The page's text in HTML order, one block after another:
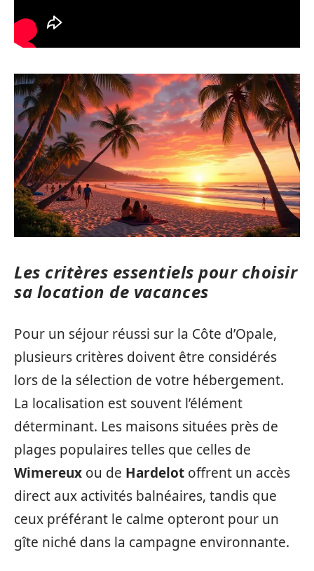
Les critères essentiels pour choisir
sa location de vacances
Pour un séjour réussi sur la Côte d’Opale,
plusieurs critères doivent être considérés
lors de la sélection de votre hébergement.
La localisation est souvent l’élément
déterminant. Les maisons situées près de
plages populaires telles que celles de
Wimereux ou de Hardelot offrent un accès
direct aux activités balnéaires, tandis que
ceux préférant le calme opteront pour un
gîte niché dans la campagne environnante.